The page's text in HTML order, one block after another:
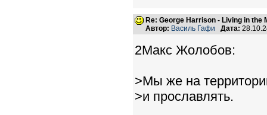
Re: George Harrison - Living in the
Автор: Василь Гафи Дата:
2Макс Жолобов:
>Мы же на
>и прославлять.